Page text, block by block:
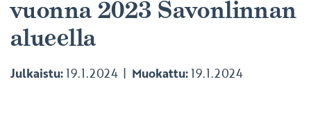
vuonna 2023 Savonlinnan
alueella
Julkaistu:19.1.2024 Muokattu:19.1.2024